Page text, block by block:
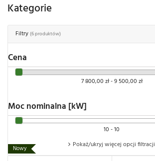
Nowy
Kategorie
Filtry (6 produktów)
Cena
7 800,00 zł - 9 500,00 zł
Moc nominalna [kW]
10 - 10
Pokaż/ukryj więcej opcji filtracji